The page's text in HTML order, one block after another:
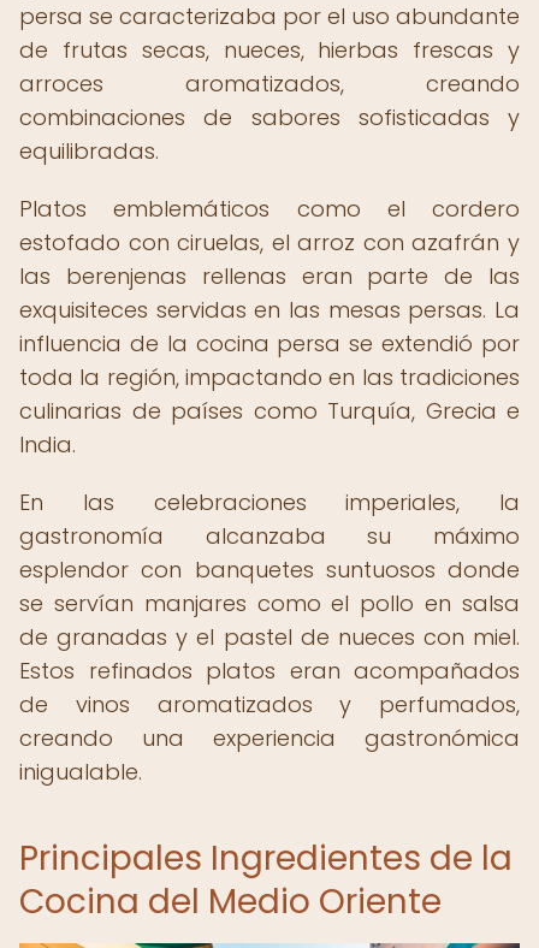
persa se caracterizaba por el uso abundante
de frutas secas, nueces, hierbas frescas y
arroces aromatizados, creando
combinaciones de sabores sofisticadas y
equilibradas.
Platos emblemáticos como el cordero
estofado con ciruelas, el arroz con azafrán y
las berenjenas rellenas eran parte de las
exquisiteces servidas en las mesas persas. La
influencia de la cocina persa se extendió por
toda la región, impactando en las tradiciones
culinarias de países como Turquía, Grecia e
India.
En las celebraciones imperiales, la
gastronomía alcanzaba su máximo
esplendor con banquetes suntuosos donde
se servían manjares como el pollo en salsa
de granadas y el pastel de nueces con miel.
Estos refinados platos eran acompañados
de vinos aromatizados y perfumados,
creando una experiencia gastronómica
inigualable.
Principales Ingredientes de la
Cocina del Medio Oriente